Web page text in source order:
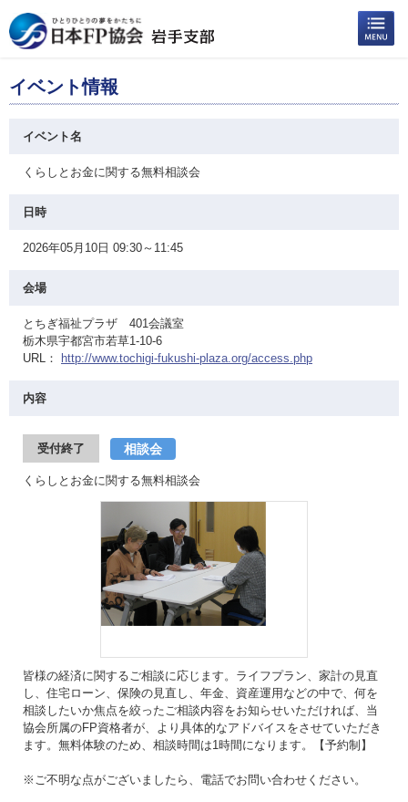
イベント情報
イベント名
くらしとお金に関する無料相談会
日時
2026年05月10日 09:30～11:45
会場
とちぎ福祉プラザ 401会議室
栃木県宇都宮市若草1-10-6
URL：
http://www.tochigi-fukushi-plaza.org/access.php
内容
受付終了 相談会
くらしとお金に関する無料相談会
皆様の経済に関するご相談に応じます。ライフプラン、家計の見直
し、住宅ローン、保険の見直し、年金、資産運用などの中で、何を
相談したいか焦点を絞ったご相談内容をお知らせいただければ、当
協会所属のFP資格者が、より具体的なアドバイスをさせていただき
ます。無料体験のため、相談時間は1時間になります。【予約制】
※ご不明な点がございましたら、電話でお問い合わせください。